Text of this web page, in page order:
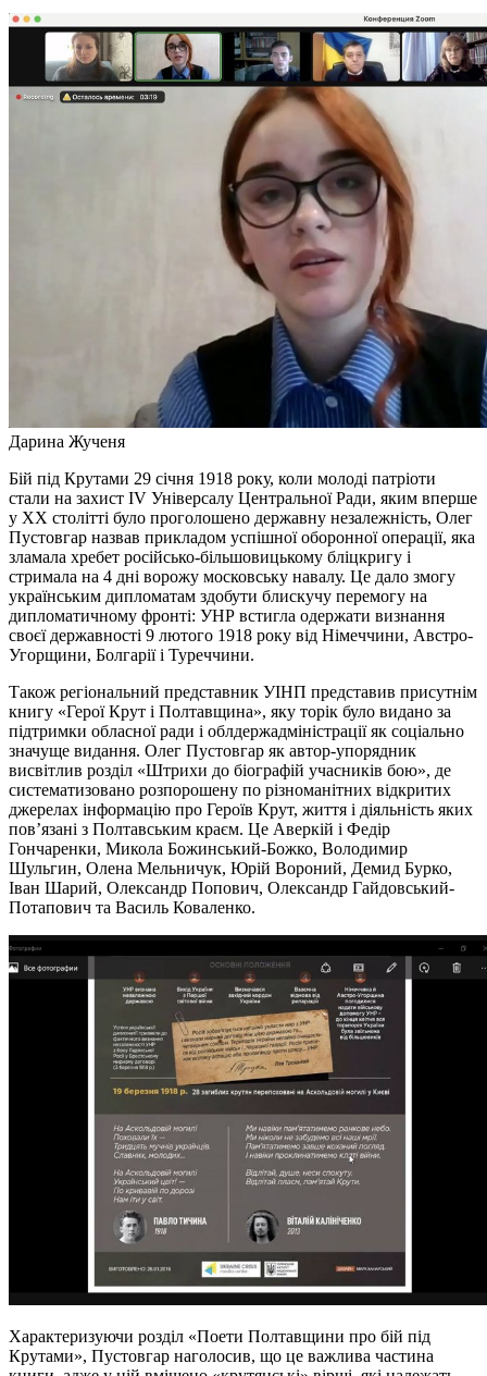
Дарина Жученя
Бій під Крутами 29 січня 1918 року, коли молоді патріоти
стали на захист IV Універсалу Центральної Ради, яким вперше
у ХХ столітті було проголошено державну незалежність, Олег
Пустовгар назвав прикладом успішної оборонної операції, яка
зламала хребет російсько-більшовицькому бліцкригу і
стримала на 4 дні ворожу московську навалу. Це дало змогу
українським дипломатам здобути блискучу перемогу на
дипломатичному фронті: УНР встигла одержати визнання
своєї державності 9 лютого 1918 року від Німеччини, Австро-
Угорщини, Болгарії і Туреччини.
Також регіональний представник УІНП представив присутнім
книгу «Герої Крут і Полтавщина», яку торік було видано за
підтримки обласної ради і облдержадміністрації як соціально
значуще видання. Олег Пустовгар як автор-упорядник
висвітлив розділ «Штрихи до біографій учасників бою», де
систематизовано розпорошену по різноманітних відкритих
джерелах інформацію про Героїв Крут, життя і діяльність яких
пов’язані з Полтавським краєм. Це Аверкій і Федір
Гончаренки, Микола Божинський-Божко, Володимир
Шульгин, Олена Мельничук, Юрій Вороний, Демид Бурко,
Іван Шарий, Олександр Попович, Олександр Гайдовський-
Потапович та Василь Коваленко.
Характеризуючи розділ «Поети Полтавщини про бій під
Крутами», Пустовгар наголосив, що це важлива частина